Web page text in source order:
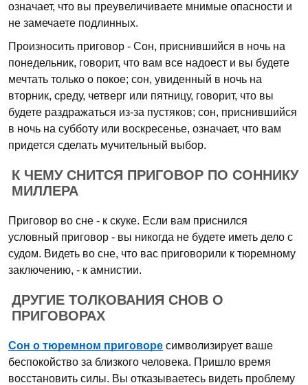
означает, что вы преувеличиваете мнимые опасности и
не замечаете подлинных.
Произносить приговор - Сон, приснившийся в ночь на
понедельник, говорит, что вам все надоест и вы будете
мечтать только о покое; сон, увиденный в ночь на
вторник, среду, четверг или пятницу, говорит, что вы
будете раздражаться из-за пустяков; сон, приснившийся
в ночь на субботу или воскресенье, означает, что вам
придется сделать мучительный выбор.
К ЧЕМУ СНИТСЯ ПРИГОВОР ПО СОННИКУ
МИЛЛЕРА
Приговор во сне - к скуке. Если вам приснился
условный приговор - вы никогда не будете иметь дело с
судом. Видеть во сне, что вас приговорили к тюремному
заключению, - к амнистии.
ДРУГИЕ ТОЛКОВАНИЯ СНОВ О
ПРИГОВОРАХ
Сон о тюремном приговоре символизирует ваше
беспокойство за близкого человека. Пришло время
восстановить силы. Вы отказываетесь видеть проблему